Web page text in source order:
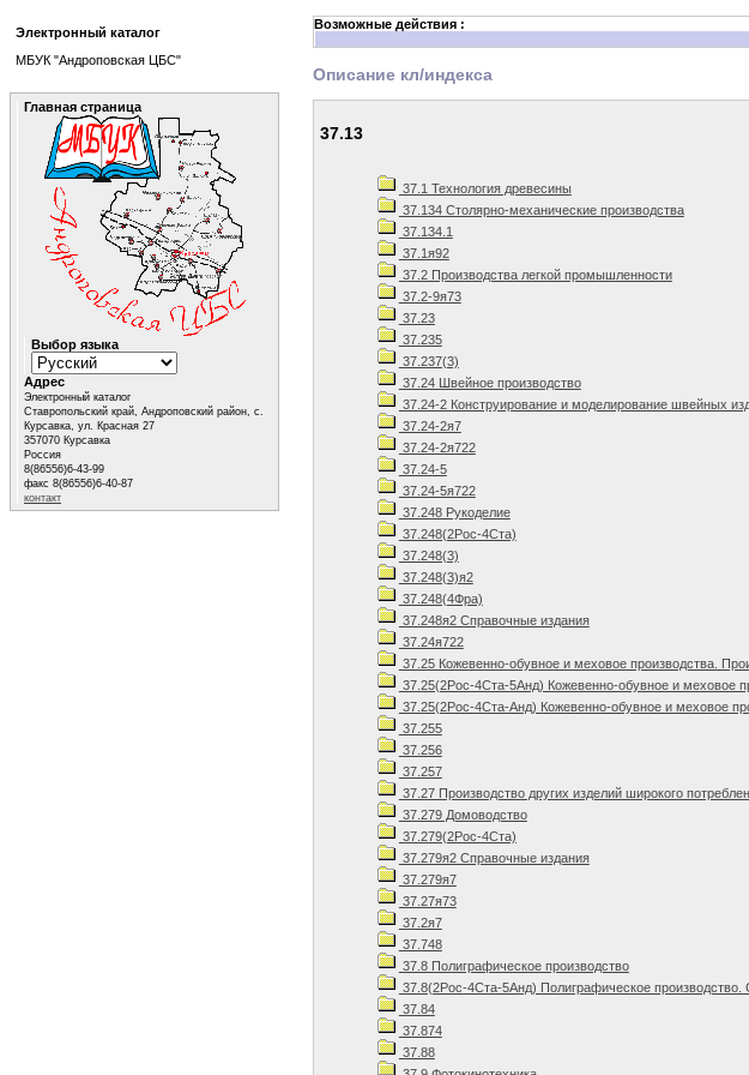
Возможные действия :
Описание кл/индекса
37.13
37.1 Технология древесины
37.134 Столярно-механические производства
37.134.1
37.1я92
37.2 Производства легкой промышленности
37.2-9я73
37.23
37.235
37.237(3)
37.24 Швейное производство
37.24-2 Конструирование и моделирование швейных
37.24-2я7
37.24-2я722
37.24-5
37.24-5я722
37.248 Рукоделие
37.248(2Рос-4Ста)
37.248(3)
37.248(3)я2
37.248(4Фра)
37.248я2 Справочные издания
37.24я722
37.25 Кожевенно-обувное и меховое производства.
37.25(2Рос-4Ста-5Анд) Кожевенно-обувное и меховое
37.25(2Рос-4Ста-Анд) Кожевенно-обувное и меховое
37.255
37.256
37.257
37.27 Производство других изделий широкого
37.279 Домоводство
37.279(2Рос-4Ста)
37.279я2 Справочные издания
37.279я7
37.27я73
37.2я7
37.748
37.8 Полиграфическое производство
37.8(2Рос-4Ста-5Анд) Полиграфическое производство.
37.84
37.874
37.88
Электронный каталог
МБУК "Андроповская ЦБС"
Главная страница
Выбор языка
Адрес
Электронный каталог
Ставропольский край, Андроповский район, с.
Курсавка, ул. Красная 27
357070 Курсавка
Россия
8(86556)6-43-99
факс 8(86556)6-40-87
контакт